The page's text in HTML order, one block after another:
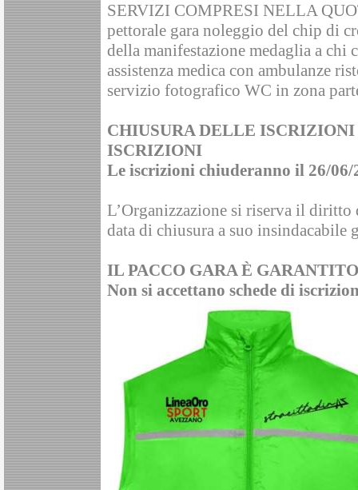
SERVIZI COMPRESI NELLA
pettorale gara noleggio del chip di
della manifestazione medaglia a chi
assistenza medica con ambulanze
servizio fotografico WC in zona
CHIUSURA DELLE
ISCRIZIONI
Le iscrizioni chiuderanno il 26/06/
L’Organizzazione si riserva il
data di chiusura a suo insindacabile
IL PACCO GARA È
Non si accettano schede di